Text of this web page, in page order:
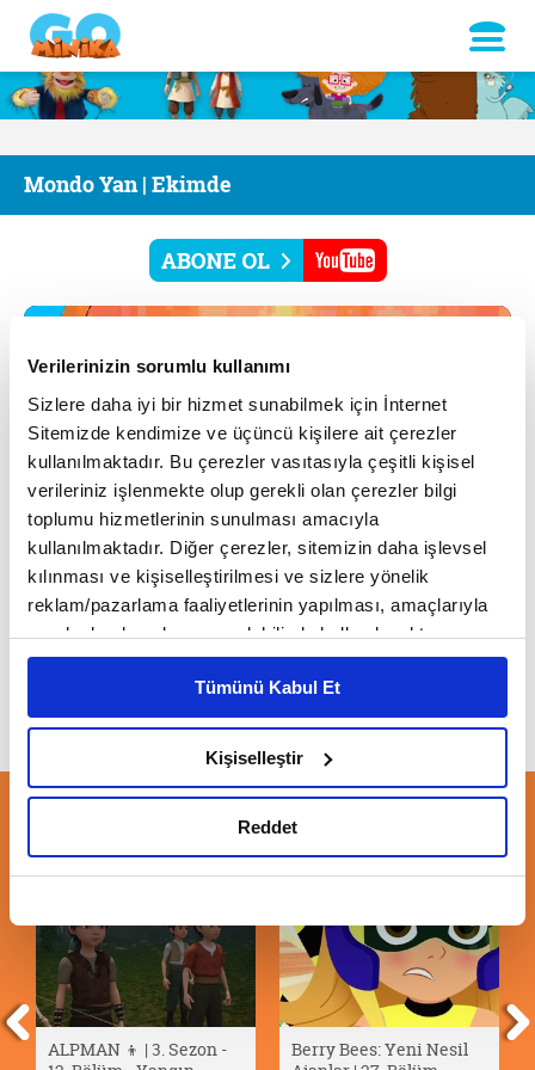
Verilerinizin sorumlu kullanımı
Sizlere daha iyi bir hizmet sunabilmek için İnternet
Sitemizde kendimize ve üçüncü kişilere ait çerezler
kullanılmaktadır. Bu çerezler vasıtasıyla çeşitli kişisel
verileriniz işlenmekte olup gerekli olan çerezler bilgi
toplumu hizmetlerinin sunulması amacıyla
kullanılmaktadır. Diğer çerezler, sitemizin daha işlevsel
kılınması ve kişiselleştirilmesi ve sizlere yönelik
reklam/pazarlama faaliyetlerinin yapılması, amaçlarıyla
sınırlı olarak açık rızanız dahilinde kullanılacaktır.
Çerezlere ilişkin tercihlerinizi çerez paneli vasıtasıyla
belirleyebilirsiniz. Çerezlere ilişkin detaylı bilgi için
Ayarlar butonuna tıklayabilir,Çerez Bilgilendirme
Metnimizi ziyaret edebilirsiniz.
hazırlanmış olan İnternet Sitesi Aydınlatma Metnimizi
okumak ve sitemizi ziyaretiniz kapsamında
gerçekleştirilen veri işleme faaliyetleri ile ilgili daha
Tümünü Kabul Et
Kişiselleştir
Reddet
Mondo Yan | Ekimde
Mondo Yan | Ekimde
ÖNERİLEN VİDEOLAR
ALPMAN 👦 | 3. Sezon -
Berry Bees: Yeni Nesil